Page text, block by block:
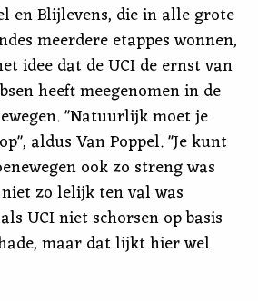
en Blijlevens, die in alle grote
meerdere etappes wonnen,
idee dat de UCI de ernst van
heeft meegenomen in de
"Natuurlijk moet je
aldus Van Poppel. "Je kunt
ook zo streng was
zo lelijk ten val was
UCI niet schorsen op basis
maar dat lijkt hier wel